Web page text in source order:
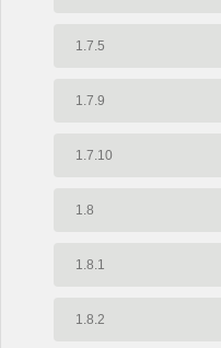
1.7.5
1.7.9
1.7.10
1.8
1.8.1
1.8.2